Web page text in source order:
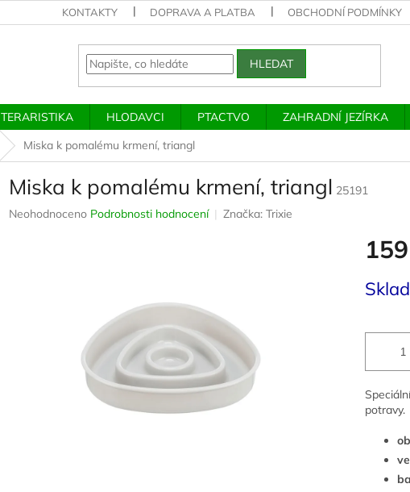
KONTAKTY DOPRAVA A PLATBA OBCHODNÍ PODMÍNKY
HLEDAT
TERARISTIKA HLODAVCI PTACTVO ZAHRADNÍ JEZÍRKA
Miska k pomalému krmení, triangl
Miska k pomalému krmení, triangl 25191
Průměrné
Neohodnoceno Podrobnosti hodnocení Značka: Trixie
cena:
potravy.